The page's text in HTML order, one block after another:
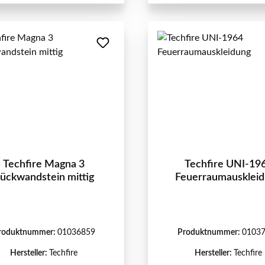
Techfire Magna 3
mittig
01036859
Hersteller: Techfire
Techfire UNI-
Produktnummer:
Hersteller: Techfire